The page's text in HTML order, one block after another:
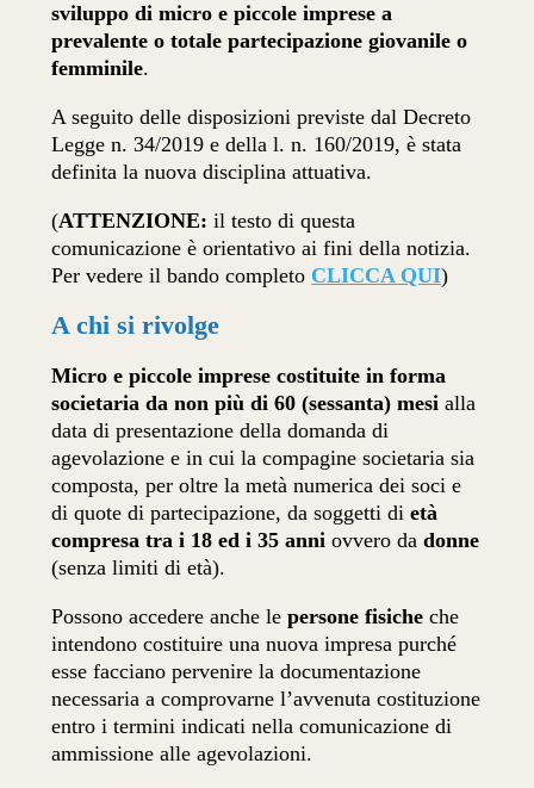
sviluppo di micro e piccole imprese a
prevalente o totale partecipazione giovanile o
femminile.
A seguito delle disposizioni previste dal Decreto
Legge n. 34/2019 e della l. n. 160/2019, è stata
definita la nuova disciplina attuativa.
(ATTENZIONE: il testo di questa
comunicazione è orientativo ai fini della notizia.
Per vedere il bando completo CLICCA QUI)
A chi si rivolge
Micro e piccole imprese costituite in forma
societaria da non più di 60 (sessanta) mesialla
data di presentazione della domanda di
agevolazione e in cui la compagine societaria sia
composta, per oltre la metà numerica dei soci e
di quote di partecipazione, da soggetti dietà
compresa tra i 18 ed i 35 anniovvero dadonne
(senza limiti di età).
Possono accedere anche lepersone fisicheche
intendono costituire una nuova impresa purché
esse facciano pervenire la documentazione
necessaria a comprovarne l’avvenuta costituzione
entro i termini indicati nella comunicazione di
ammissione alle agevolazioni.